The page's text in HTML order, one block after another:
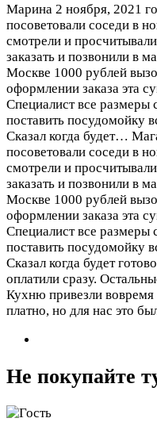
Марина 2 ноября, 2021
посоветовали соседи в
смотрели и
заказать и позвонили в
Москве 1000 рублей
оформлении заказа эта
Специалист все размеры
поставить посудомойку
Сказал когда будет…
посоветовали соседи в
смотрели и
заказать и позвонили в
Москве 1000 рублей
оформлении заказа эта
Специалист все размеры
поставить посудомойку
Сказал когда будет
оплатили сразу.
Кухню привезли вовремя
платно, но для нас это
Не покупайте